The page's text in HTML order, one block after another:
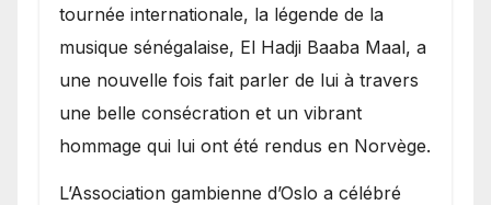
présence de la famille
royale.
tournée internationale, la légende de la
musique sénégalaise, El Hadji Baaba Maal, a
une nouvelle fois fait parler de lui à travers
une belle consécration et un vibrant
hommage qui lui ont été rendus en Norvège.
​L’Association gambienne d’Oslo a célébré